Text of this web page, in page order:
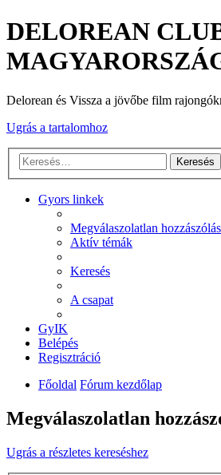
DELOREAN
Delorean és Vissza a jövőbe film
Ugrás a tartalomhoz
Keresés
Gyors linkek
Megválaszolatlan
Aktív témák
Keresés
A csapat
GyIK
Belépés
Regisztráció
Főoldal Fórum kezdőlap
Megválaszolatlan
Ugrás a részletes kereséshez